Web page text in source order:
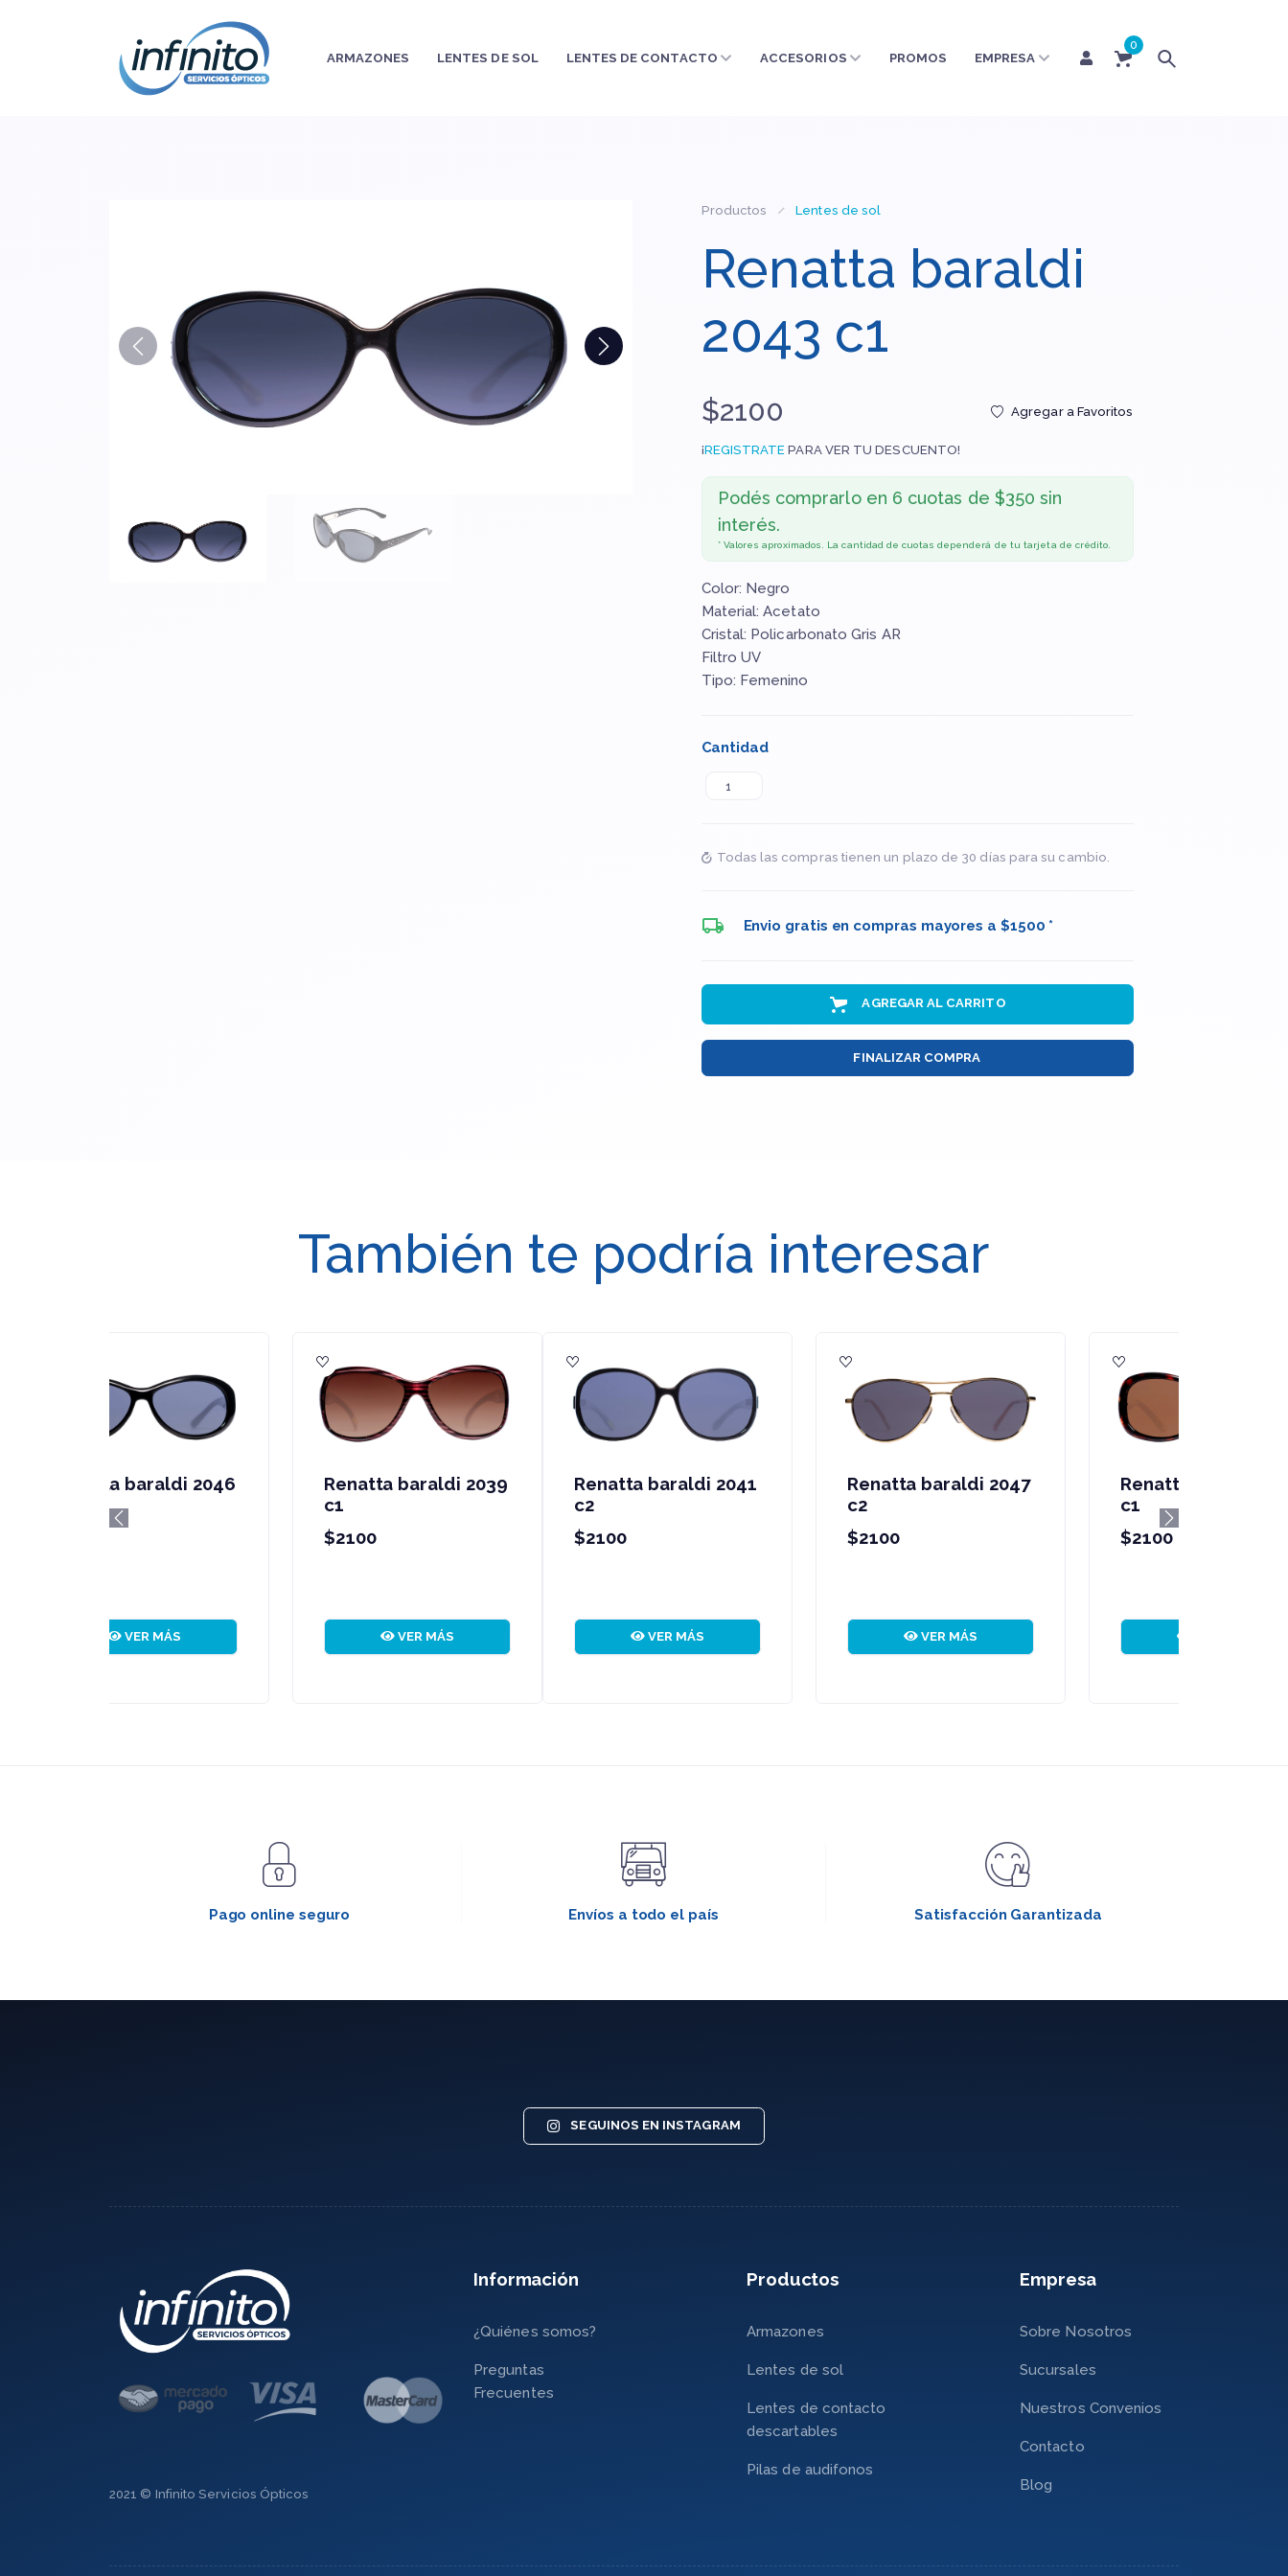
0
ARMAZONES
LENTES DE SOL LENTES DE CONTACTO ACCESORIOS PROMOS EMPRESA
Productos Lentes de sol
Renatta baraldi
2043 c1
$2100 Agregar a Favoritos
¡REGISTRATE PARA VER TU DESCUENTO!
Podés comprarlo en 6 cuotas de $350 sin
interés.
* Valores aproximados. La cantidad de cuotas dependerá de tu tarjeta de crédito.
Color: Negro
Material: Acetato
Cristal: Policarbonato Gris AR
Filtro UV
Tipo: Femenino
Cantidad
Todas las compras tienen un plazo de 30 días para su cambio.
Envio gratis en compras mayores a $1500 *
AGREGAR AL CARRITO
FINALIZAR COMPRA
También te podría interesar
Renatta baraldi 2041
Renatta baraldi 2047
Renatta baraldi 2045
Renatta baraldi 2042
Previous Next
Pago online seguro Envíos a todo el país Satisfacción Garantizada
SEGUINOS EN INSTAGRAM
Información
¿Quiénes somos?
Preguntas
Frecuentes
Productos
Armazones
Lentes de sol
Lentes de contacto
descartables
Pilas de audifonos
Empresa
Sobre Nosotros
Sucursales
Nuestros Convenios
Contacto
Blog
2021 © Infinito Servicios Ópticos